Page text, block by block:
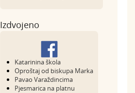
Izdvojeno
Katarinina škola
Oproštaj od biskupa Marka
Pavao Varaždincima
Pjesmarica na platnu